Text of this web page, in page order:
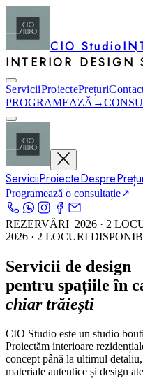
CIO Studio
INTERIOR DESIGN
ServiciiProiectePrețuri
PROGRAMEAZĂ →
ServiciiProiecteDespre
Programează o consultație↗
REZERVĂRI 2026 · 2
2026 · 2 LOCURI
Servicii de design
pentru spațiile în
chiar trăiești
CIO Studio este un studio
Proiectăm interioare
concept până la ultimul
materiale autentice și design